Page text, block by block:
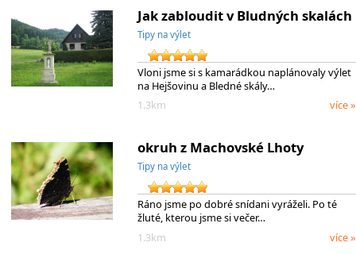
Jak zabloudit v Bludných skalách
Tipy na výlet
Vloni jsme si s kamarádkou naplánovaly výlet
na Hejšovinu a Bledné skály…
1.3km
více »
okruh z Machovské Lhoty
Tipy na výlet
Ráno jsme po dobré snídani vyráželi. Po té
žluté, kterou jsme si večer…
1.3km
více »